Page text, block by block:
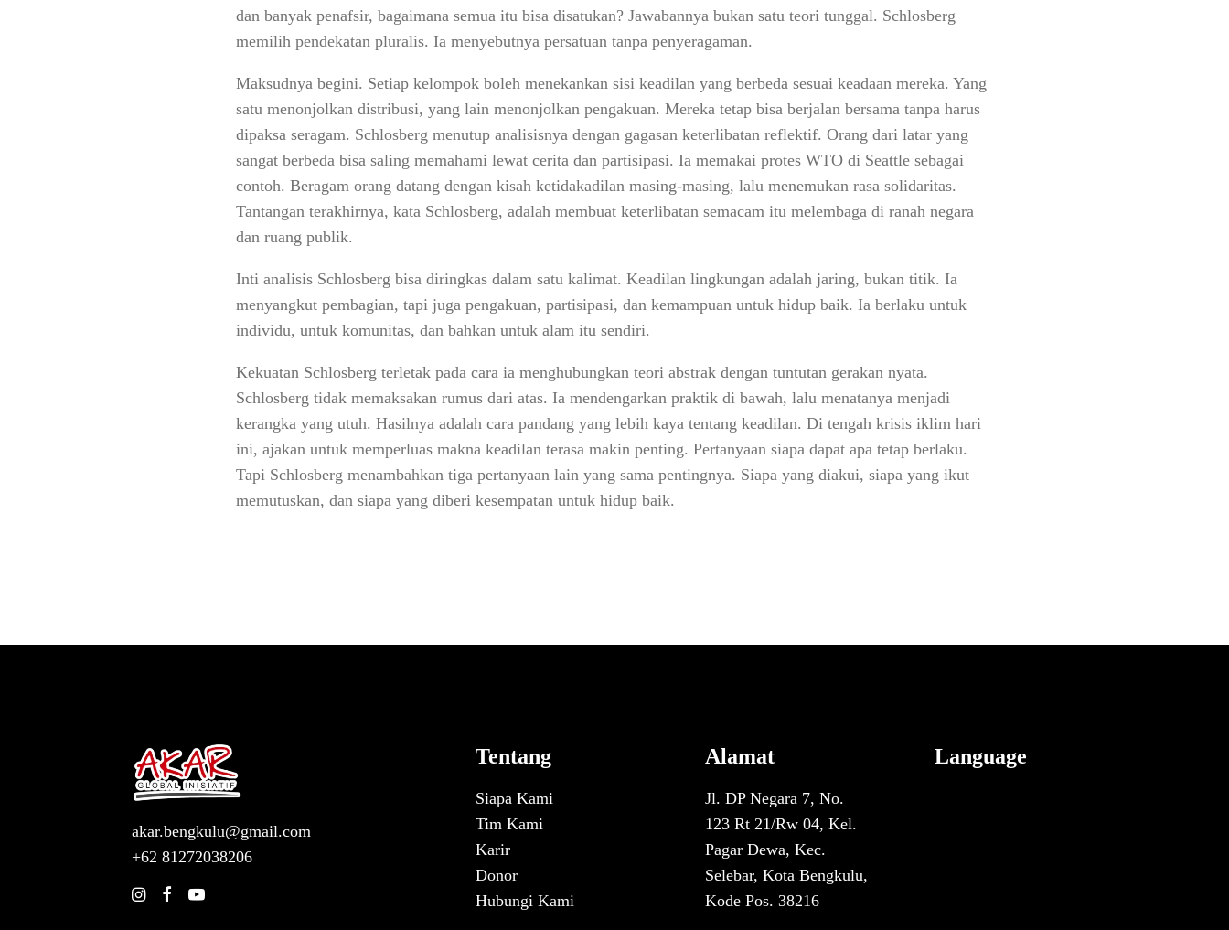
dan banyak penafsir, bagaimana semua itu bisa disatukan? Jawabannya bukan satu teori tunggal. Schlosberg
memilih pendekatan pluralis. Ia menyebutnya persatuan tanpa penyeragaman.
Maksudnya begini. Setiap kelompok boleh menekankan sisi keadilan yang berbeda sesuai keadaan mereka. Yang
satu menonjolkan distribusi, yang lain menonjolkan pengakuan. Mereka tetap bisa berjalan bersama tanpa harus
dipaksa seragam. Schlosberg menutup analisisnya dengan gagasan keterlibatan reflektif. Orang dari latar yang
sangat berbeda bisa saling memahami lewat cerita dan partisipasi. Ia memakai protes WTO di Seattle sebagai
contoh. Beragam orang datang dengan kisah ketidakadilan masing-masing, lalu menemukan rasa solidaritas.
Tantangan terakhirnya, kata Schlosberg, adalah membuat keterlibatan semacam itu melembaga di ranah negara
dan ruang publik.
Inti analisis Schlosberg bisa diringkas dalam satu kalimat. Keadilan lingkungan adalah jaring, bukan titik. Ia
menyangkut pembagian, tapi juga pengakuan, partisipasi, dan kemampuan untuk hidup baik. Ia berlaku untuk
individu, untuk komunitas, dan bahkan untuk alam itu sendiri.
Kekuatan Schlosberg terletak pada cara ia menghubungkan teori abstrak dengan tuntutan gerakan nyata.
Schlosberg tidak memaksakan rumus dari atas. Ia mendengarkan praktik di bawah, lalu menatanya menjadi
kerangka yang utuh. Hasilnya adalah cara pandang yang lebih kaya tentang keadilan. Di tengah krisis iklim hari
ini, ajakan untuk memperluas makna keadilan terasa makin penting. Pertanyaan siapa dapat apa tetap berlaku.
Tapi Schlosberg menambahkan tiga pertanyaan lain yang sama pentingnya. Siapa yang diakui, siapa yang ikut
memutuskan, dan siapa yang diberi kesempatan untuk hidup baik.
akar.bengkulu@gmail.com
+62 81272038206
Tentang
Siapa Kami
Tim Kami
Karir
Donor
Hubungi Kami
Alamat
Jl. DP Negara 7, No.
123 Rt 21/Rw 04, Kel.
Pagar Dewa, Kec.
Selebar, Kota Bengkulu,
Kode Pos. 38216
Language